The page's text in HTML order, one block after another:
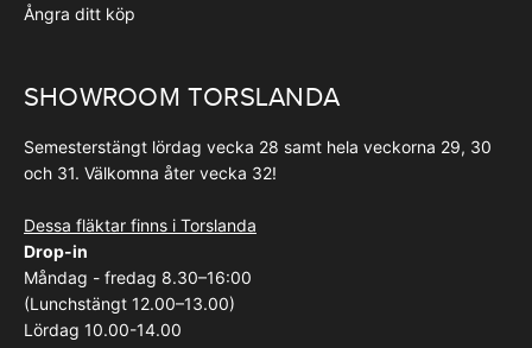
Ångra ditt köp
SHOWROOM TORSLANDA
Semesterstängt lördag vecka 28 samt hela veckorna 29, 30
och 31. Välkomna åter vecka 32!
Dessa fläktar finns i Torslanda
Drop-in
Måndag - fredag 8.30–16:00
(Lunchstängt 12.00–13.00)
Lördag 10.00-14.00